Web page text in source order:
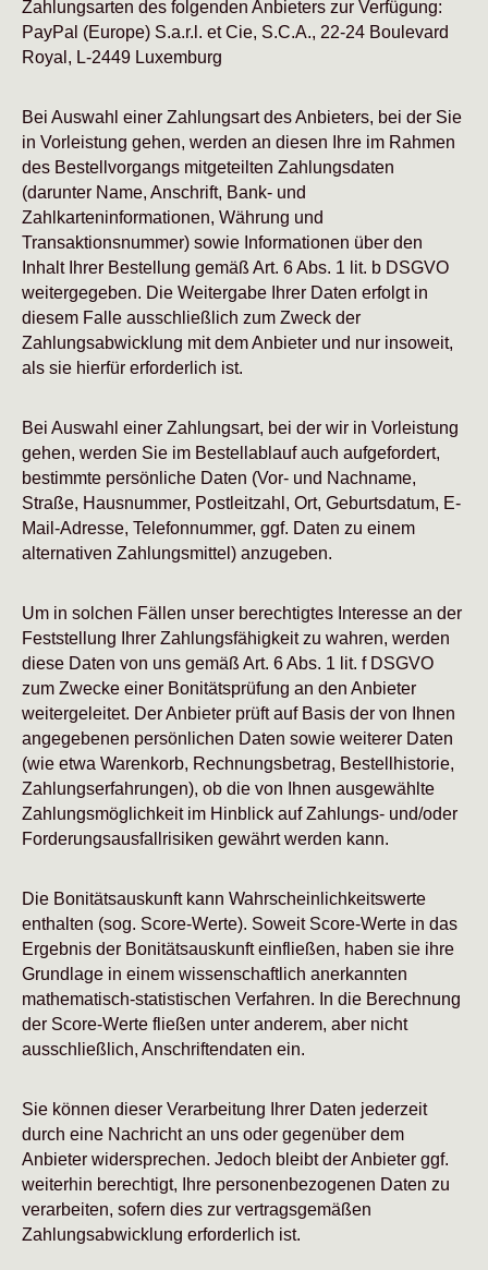
Zahlungsarten des folgenden Anbieters zur Verfügung:
PayPal (Europe) S.a.r.l. et Cie, S.C.A., 22-24 Boulevard
Royal, L-2449 Luxemburg
Bei Auswahl einer Zahlungsart des Anbieters, bei der Sie
in Vorleistung gehen, werden an diesen Ihre im Rahmen
des Bestellvorgangs mitgeteilten Zahlungsdaten
(darunter Name, Anschrift, Bank- und
Zahlkarteninformationen, Währung und
Transaktionsnummer) sowie Informationen über den
Inhalt Ihrer Bestellung gemäß Art. 6 Abs. 1 lit. b DSGVO
weitergegeben. Die Weitergabe Ihrer Daten erfolgt in
diesem Falle ausschließlich zum Zweck der
Zahlungsabwicklung mit dem Anbieter und nur insoweit,
als sie hierfür erforderlich ist.
Bei Auswahl einer Zahlungsart, bei der wir in Vorleistung
gehen, werden Sie im Bestellablauf auch aufgefordert,
bestimmte persönliche Daten (Vor- und Nachname,
Straße, Hausnummer, Postleitzahl, Ort, Geburtsdatum, E-
Mail-Adresse, Telefonnummer, ggf. Daten zu einem
alternativen Zahlungsmittel) anzugeben.
Um in solchen Fällen unser berechtigtes Interesse an der
Feststellung Ihrer Zahlungsfähigkeit zu wahren, werden
diese Daten von uns gemäß Art. 6 Abs. 1 lit. f DSGVO
zum Zwecke einer Bonitätsprüfung an den Anbieter
weitergeleitet. Der Anbieter prüft auf Basis der von Ihnen
angegebenen persönlichen Daten sowie weiterer Daten
(wie etwa Warenkorb, Rechnungsbetrag, Bestellhistorie,
Zahlungserfahrungen), ob die von Ihnen ausgewählte
Zahlungsmöglichkeit im Hinblick auf Zahlungs- und/oder
Forderungsausfallrisiken gewährt werden kann.
Die Bonitätsauskunft kann Wahrscheinlichkeitswerte
enthalten (sog. Score-Werte). Soweit Score-Werte in das
Ergebnis der Bonitätsauskunft einfließen, haben sie ihre
Grundlage in einem wissenschaftlich anerkannten
mathematisch-statistischen Verfahren. In die Berechnung
der Score-Werte fließen unter anderem, aber nicht
ausschließlich, Anschriftendaten ein.
Sie können dieser Verarbeitung Ihrer Daten jederzeit
durch eine Nachricht an uns oder gegenüber dem
Anbieter widersprechen. Jedoch bleibt der Anbieter ggf.
weiterhin berechtigt, Ihre personenbezogenen Daten zu
verarbeiten, sofern dies zur vertragsgemäßen
Zahlungsabwicklung erforderlich ist.